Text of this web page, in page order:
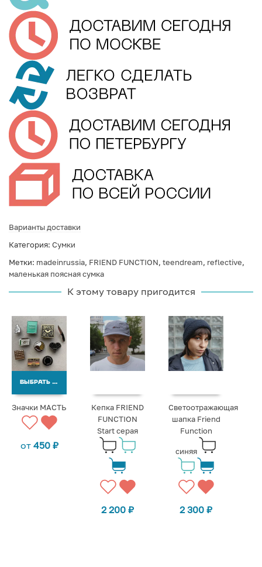
Варианты доставки
Категория: Сумки
Метки: madeinrussia, FRIEND FUNCTION, teendream, reflective,
маленькая поясная сумка
К этому товару пригодится
ВЫБРАТЬ ВАРИАНТЫ
Значки МАСТЬ
от 450 ₽
Кепка FRIEND
FUNCTION
Start серая
2 200₽
Светоотражающая
шапка Friend
Function
синяя
2 300₽